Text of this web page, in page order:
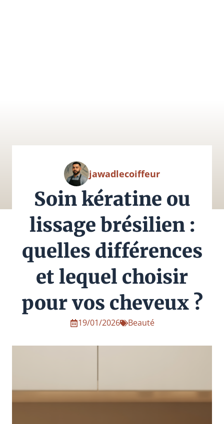
jawadlecoiffeur
Soin kératine ou
lissage brésilien :
quelles différences
et lequel choisir
pour vos cheveux ?
19/01/2026 Beauté